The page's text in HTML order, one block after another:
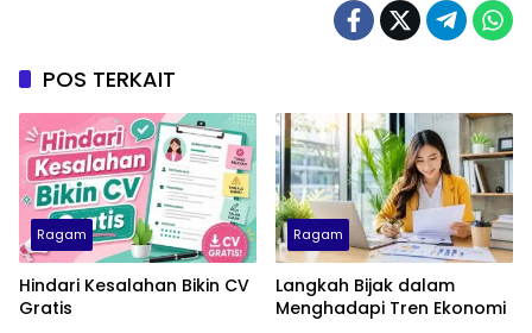
POS TERKAIT
Ragam
Hindari Kesalahan Bikin CV
Gratis
Ragam
Langkah Bijak dalam
Menghadapi Tren Ekonomi